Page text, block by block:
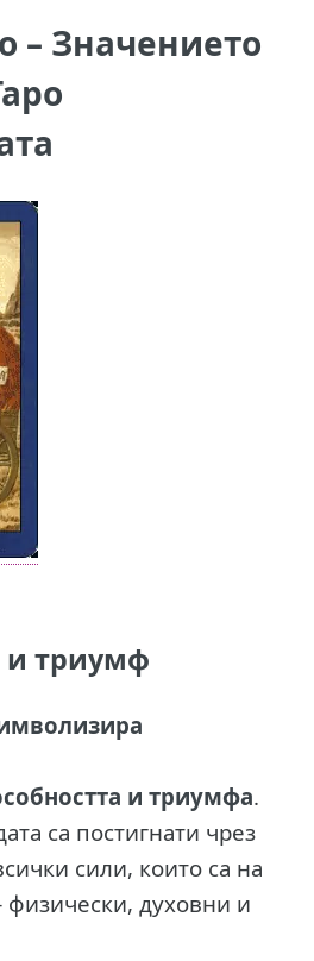
– Значението
и триумф
и триумфа.
са постигнати чрез
сили, които са на
духовни и